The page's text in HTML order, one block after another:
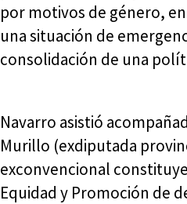
por motivos de género,
una situación de
consolidación de una
Navarro asistió
Murillo (exdiputada
exconvencional
Equidad y Promoción de